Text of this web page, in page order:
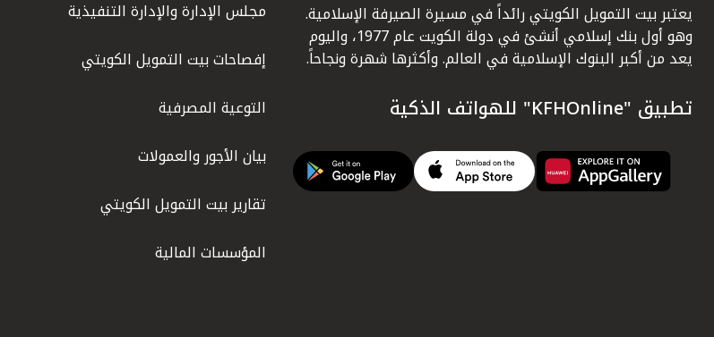
يعتبر بيت التمويل الكويتي رائداً في مسيرة الصيرفة الإسلامية.
وهو أول بنك إسلامي أنشئ في دولة الكويت عام 1977، واليوم
يعد من أكبر البنوك الإسلامية في العالم. وأكثرها شهرة ونجاحاً.
تطبيق "KFHOnline" للهواتف الذكية
مجلس الإدارة والإدارة التنفيذية
إفصاحات بيت التمويل الكويتي
التوعية المصرفية
بيان الأجور والعمولات
تقارير بيت التمويل الكويتي
المؤسسات المالية